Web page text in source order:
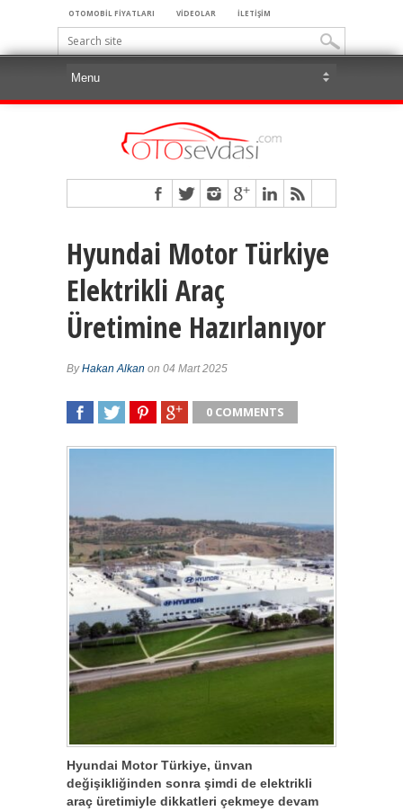
OTOMOBİL FİYATLARI VİDEOLAR İLETİŞİM
Hyundai Motor Türkiye
Elektrikli Araç
Üretimine Hazırlanıyor
ByHakan Alkan on 04 Mart 2025
0 COMMENTS
Hyundai Motor Türkiye, ünvan
değişikliğinden sonra şimdi de elektrikli
araç üretimiyle dikkatleri çekmeye devam